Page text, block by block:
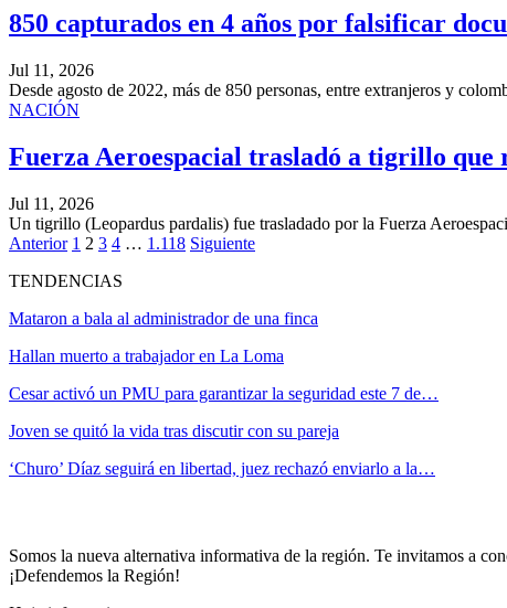
850 capturados en 4 años por falsificar
Jul 11, 2026
Desde agosto de 2022, más de 850 personas, entre extranjeros y
NACIÓN
Fuerza Aeroespacial trasladó a tigrillo
Jul 11, 2026
Un tigrillo (Leopardus pardalis) fue trasladado por la Fuerza
Anterior 1 2 3 4 … 1.118 Siguiente
TENDENCIAS
Mataron a bala al administrador de una finca
Hallan muerto a trabajador en La Loma
Cesar activó un PMU para garantizar la seguridad este 7 de…
Joven se quitó la vida tras discutir con su pareja
‘Churo’ Díaz seguirá en libertad, juez rechazó enviarlo a la…
Somos la nueva alternativa informativa de la región. Te invitamos a
¡Defendemos la Región!